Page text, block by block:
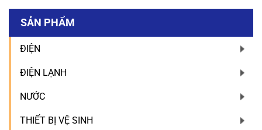
SẢN PHẨM
ĐIỆN
ĐIỆN LẠNH
NƯỚC
THIẾT BỊ VỆ SINH